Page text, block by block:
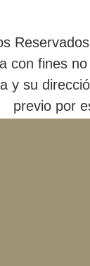
con fines
y su
previo por